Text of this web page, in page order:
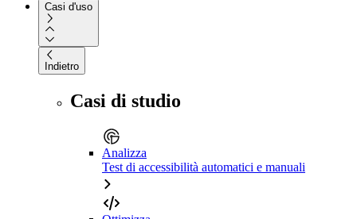
Casi d'uso
Indietro
Casi di studio
Analizza
Test di accessibilità automatici e manuali